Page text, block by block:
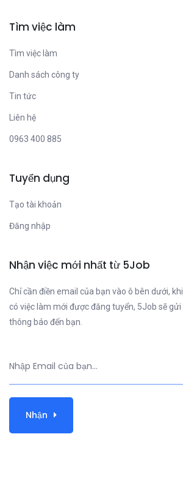
Tìm việc làm
Tìm việc làm
Danh sách công ty
Tin tức
Liên hệ
0963 400 885
Tuyển dụng
Tạo tài khoản
Đăng nhập
Nhận việc mới nhất từ 5Job
Chỉ cần điền email của bạn vào ô bên dưới, khi
có việc làm mới được đăng tuyển, 5Job sẽ gửi
thông báo đến bạn.
Nhận